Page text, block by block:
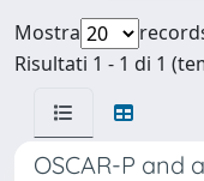
Mostra
Risultati 1 - 1 di 1
OSCAR-P and